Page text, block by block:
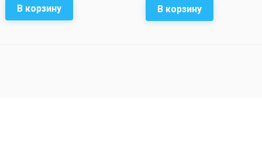
В корзину В корзину